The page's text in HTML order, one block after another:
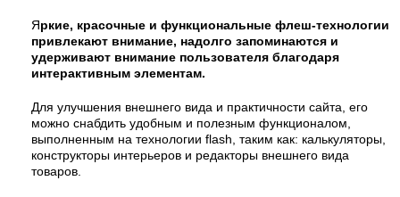
Яркие, красочные и функциональные флеш-технологии
привлекают внимание, надолго запоминаются и
удерживают внимание пользователя благодаря
интерактивным элементам.
Для улучшения внешнего вида и практичности сайта, его
можно снабдить удобным и полезным функционалом,
выполненным на технологии flash, таким как: калькуляторы,
конструкторы интерьеров и редакторы внешнего вида
товаров.